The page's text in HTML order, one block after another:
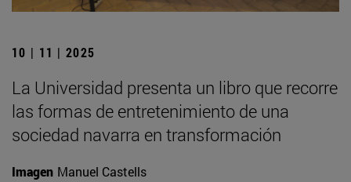
10 | 11 | 2025
La Universidad presenta un libro que recorre
las formas de entretenimiento de una
sociedad navarra en transformación
Imagen Manuel Castells